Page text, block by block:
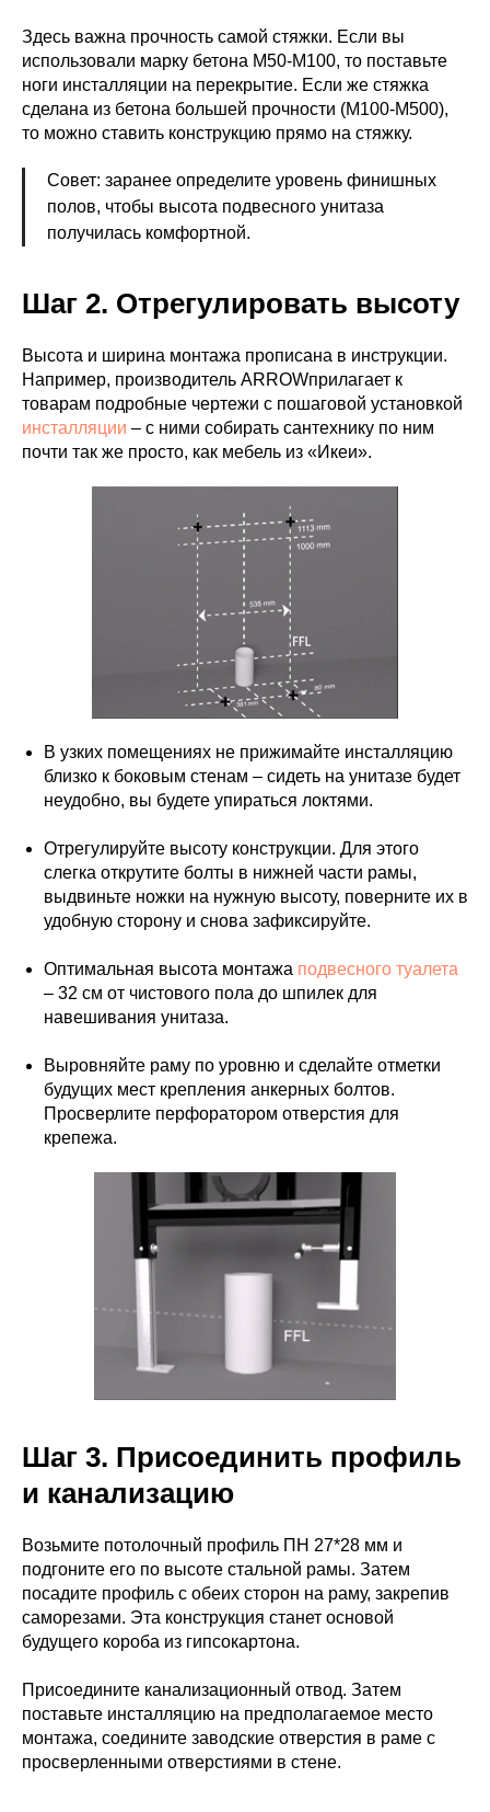
Здесь важна прочность самой стяжки. Если вы
использовали марку бетона М50-М100, то поставьте
ноги инсталляции на перекрытие. Если же стяжка
сделана из бетона большей прочности (М100-М500),
то можно ставить конструкцию прямо на стяжку.
Совет: заранее определите уровень финишных
полов, чтобы высота подвесного унитаза
получилась комфортной.
Шаг 2. Отрегулировать высоту
Высота и ширина монтажа прописана в инструкции.
Например, производитель ARROWприлагает к
товарам подробные чертежи с пошаговой установкой
инсталляции – с ними собирать сантехнику по ним
почти так же просто, как мебель из «Икеи».
В узких помещениях не прижимайте инсталляцию
близко к боковым стенам – сидеть на унитазе будет
неудобно, вы будете упираться локтями.
Отрегулируйте высоту конструкции. Для этого
слегка открутите болты в нижней части рамы,
выдвиньте ножки на нужную высоту, поверните их в
удобную сторону и снова зафиксируйте.
Оптимальная высота монтажа подвесного туалета
– 32 см от чистового пола до шпилек для
навешивания унитаза.
Выровняйте раму по уровню и сделайте отметки
будущих мест крепления анкерных болтов.
Просверлите перфоратором отверстия для
крепежа.
Шаг 3. Присоединить профиль
и канализацию
Возьмите потолочный профиль ПН 27*28 мм и
подгоните его по высоте стальной рамы. Затем
посадите профиль с обеих сторон на раму, закрепив
саморезами. Эта конструкция станет основой
будущего короба из гипсокартона.
Присоедините канализационный отвод. Затем
поставьте инсталляцию на предполагаемое место
монтажа, соедините заводские отверстия в раме с
просверленными отверстиями в стене.